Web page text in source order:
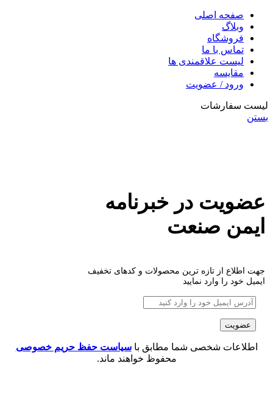
صفحه اصلی
وبلاگ
فروشگاه
تماس با ما
لیست علاقمندی ها
مقایسه
ورود / عضویت
لیست سفارشات
بستن
عضویت در خبرنامه
ایمن صنعت
جهت اطلاع از تازه ترین محصولات و کدهای تخفیف
ایمیل خود را وارد نمایید
اطلاعات شخصی شما مطابق باسیاست حفظ حریم خصوصی
محفوظ خواهند ماند.